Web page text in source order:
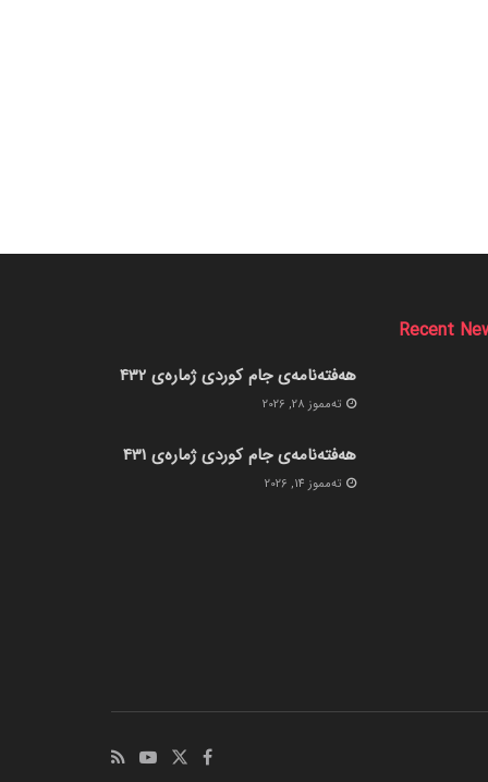
Recent
هەفتەنامەی جام کوردی ژمارەی 432
ته‌مموز 28, 2026
هەفتەنامەی جام کوردی ژمارەی 431
ته‌مموز 14, 2026